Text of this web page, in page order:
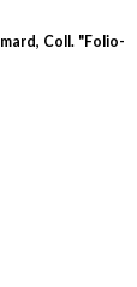
Coll. "Folio-